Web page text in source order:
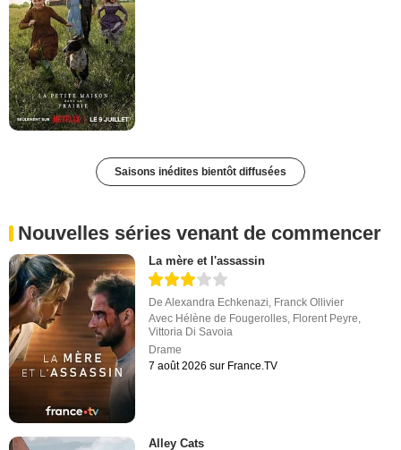
Saisons inédites bientôt diffusées
Nouvelles séries venant de commencer
La mère et l'assassin
DeAlexandra Echkenazi, Franck Ollivier
Avec Hélène de Fougerolles, Florent Peyre,
Vittoria Di Savoia
Drame
7 août 2026 sur France.TV
Alley Cats